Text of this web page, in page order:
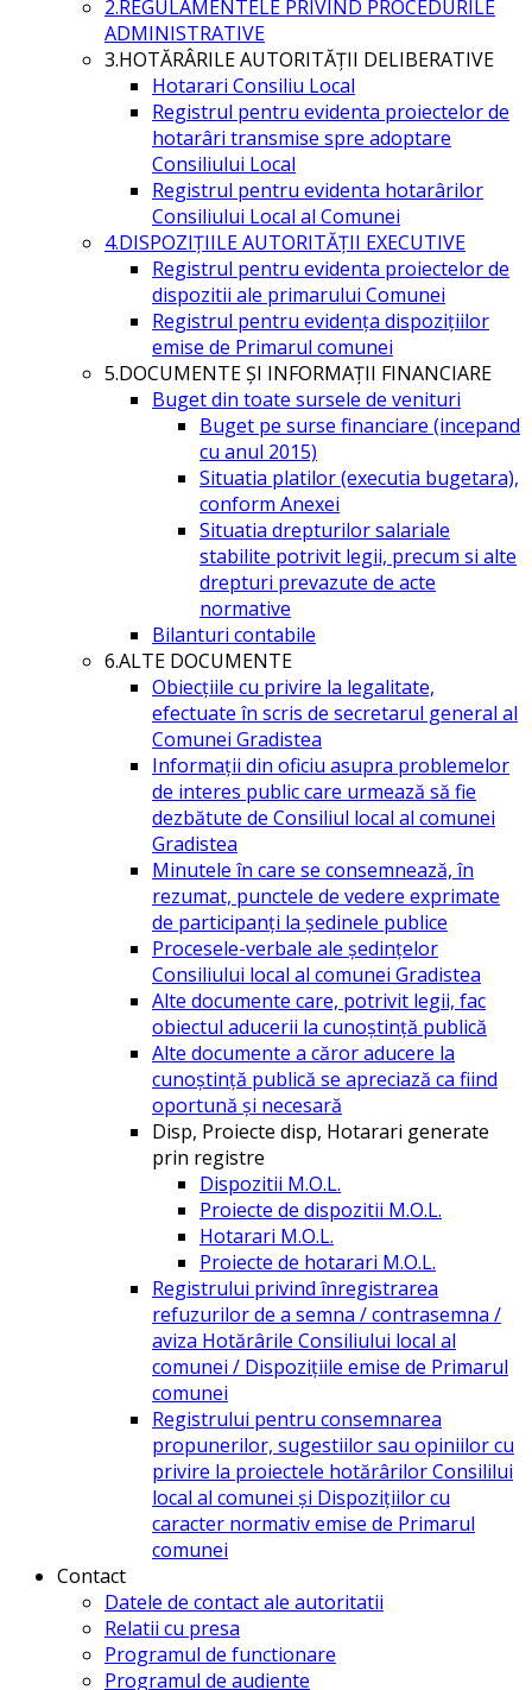
2.REGULAMENTELE PRIVIND PROCEDURILE
ADMINISTRATIVE
3.HOTĂRÂRILE AUTORITĂŢII DELIBERATIVE
Hotarari Consiliu Local
Registrul pentru evidenta proiectelor de
hotarâri transmise spre adoptare
Consiliului Local
Registrul pentru evidenta hotarârilor
Consiliului Local al Comunei
4.DISPOZIŢIILE AUTORITĂŢII EXECUTIVE
Registrul pentru evidenta proiectelor de
dispozitii ale primarului Comunei
Registrul pentru evidența dispozițiilor
emise de Primarul comunei
5.DOCUMENTE ŞI INFORMAŢII FINANCIARE
Buget din toate sursele de venituri
Buget pe surse financiare (incepand
cu anul 2015)
Situatia platilor (executia bugetara),
conform Anexei
Situatia drepturilor salariale
stabilite potrivit legii, precum si alte
drepturi prevazute de acte
normative
Bilanturi contabile
6.ALTE DOCUMENTE
Obiecțiile cu privire la legalitate,
efectuate în scris de secretarul general al
Comunei Gradistea
Informații din oficiu asupra problemelor
de interes public care urmează să fie
dezbătute de Consiliul local al comunei
Gradistea
Minutele în care se consemnează, în
rezumat, punctele de vedere exprimate
de participanți la ședinele publice
Procesele-verbale ale ședințelor
Consiliului local al comunei Gradistea
Alte documente care, potrivit legii, fac
obiectul aducerii la cunoștință publică
Alte documente a căror aducere la
cunoștință publică se apreciază ca fiind
oportună și necesară
Disp, Proiecte disp, Hotarari generate
prin registre
Dispozitii M.O.L.
Proiecte de dispozitii M.O.L.
Hotarari M.O.L.
Proiecte de hotarari M.O.L.
Registrului privind înregistrarea
refuzurilor de a semna / contrasemna /
aviza Hotărârile Consiliului local al
comunei / Dispozițiile emise de Primarul
comunei
Registrului pentru consemnarea
propunerilor, sugestiilor sau opiniilor cu
privire la proiectele hotărârilor Consililui
local al comunei și Dispozițiilor cu
caracter normativ emise de Primarul
comunei
Contact
Datele de contact ale autoritatii
Relatii cu presa
Programul de functionare
Programul de audiente